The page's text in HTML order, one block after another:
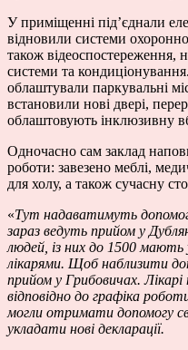
У приміщенні під’єднали
відновили системи
також відеоспостереження,
системи та
облаштували паркувальні
встановили нові двері,
облаштовують інклюзивну
Одночасно сам заклад
роботи: завезено меблі,
для холу, а також сучасну
«Тут надаватимуть допомогу
зараз ведуть прийом у
людей, із них до 1500 мають
лікарями. Щоб наблизити
прийом у Грибовичах.
відповідно до графіка
могли отримати допомогу
укладати нові декларації.